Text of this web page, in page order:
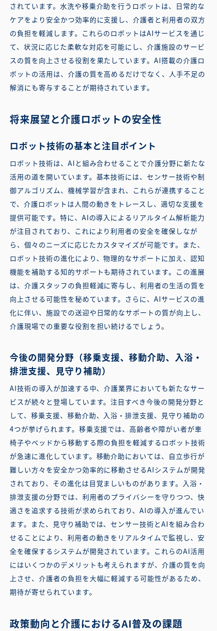
されています。水洗や移乗介助を行うロボットは、日常的な
ケアをより安全かつ効率的に支援し、介護者と利用者の双方
の負担を軽減します。これらのロボットはAIサービスを通じ
て、状況に応じた柔軟な対応を可能にし、介護施設のサービ
スの質を向上させる役割を果たしています。AI搭載の介護ロ
ボットの活用は、介護の質を高めるだけでなく、人手不足の
解消にも寄与することが期待されています。
将来展望と介護ロボットの安全性
ロボット技術の基本と注目ポイント
ロボット技術は、AIと組み合わせることで介護分野に新たな
活用の道を開いています。基本技術には、センサー技術や制
御アルゴリズム、機械学習が含まれ、これらが連携すること
で、介護ロボットは人間の動きをトレースし、適切な支援を
提供可能です。特に、AIの導入によるリアルタイム解析能力
が注目されており、これにより利用者の安全を確保しなが
ら、個々のニーズに応じたカスタマイズが可能です。また、
ロボット技術の進化により、物理的なサポートに加え、認知
機能を補助する知的サポートも期待されています。この進展
は、介護スタッフの負担軽減に寄与し、利用者の生活の質を
向上させる可能性を秘めています。さらに、AIサービスの進
化に伴い、施設での送迎や日常的なサポートの質が向上し、
介護現場での重要な役割を担い続けるでしょう。
今後の開発分野（移乗支援、移動介助、入浴・
排泄支援、見守り補助）
AI技術の導入が加速する中、介護業界においても新たなサー
ビスが続々と登場しています。注目すべき今後の開発分野と
して、移乗支援、移動介助、入浴・排泄支援、見守り補助の
4つが挙げられます。移乗支援では、高齢者や障がい者が車
椅子やベッドから移動する際の負担を軽減するロボット技術
が急速に進化しています。移動介助においては、自立歩行が
難しい方々を安全かつ効率的に移動させるAIシステムが開発
されており、その進化は目覚ましいものがあります。入浴・
排泄支援の分野では、利用者のプライバシーを守りつつ、快
適さを追求する技術が求められており、AIの導入が進んでい
ます。また、見守り補助では、センサー技術とAIを組み合わ
せることにより、利用者の動きをリアルタイムで監視し、安
全を確保するシステムが開発されています。これらのAI活用
にはいくつかのデメリットも考えられますが、介護の質を向
上させ、介護者の負担を大幅に軽減する可能性があるため、
期待が寄せられています。
政策動向と介護におけるAI普及の課題